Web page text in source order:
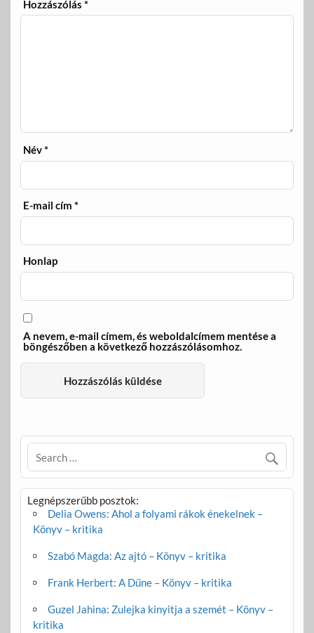
Hozzászólás*
Név*
E-mail cím*
Honlap
A nevem, e-mail címem, és weboldalcímem mentése a
böngészőben a következő hozzászólásomhoz.
Legnépszerűbb posztok:
Delia Owens: Ahol a folyami rákok énekelnek –
Könyv – kritika
Szabó Magda: Az ajtó – Könyv – kritika
Frank Herbert: A Dűne – Könyv – kritika
Guzel Jahina: Zulejka kinyitja a szemét – Könyv –
kritika